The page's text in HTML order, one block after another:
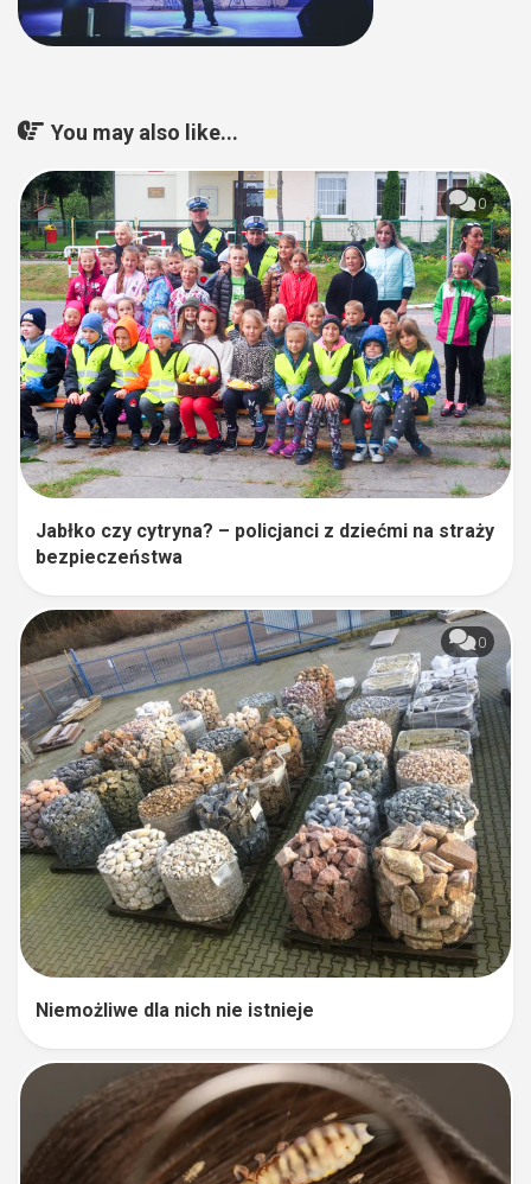
You may also like...
0
Jabłko czy cytryna? – policjanci z dziećmi na straży
bezpieczeństwa
0
Niemożliwe dla nich nie istnieje